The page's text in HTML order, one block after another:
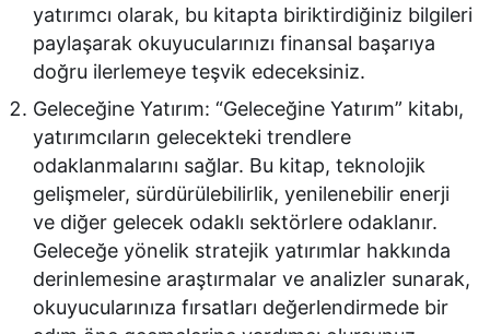
yatırımcı olarak, bu kitapta biriktirdiğiniz bilgileri
paylaşarak okuyucularınızı finansal başarıya
doğru ilerlemeye teşvik edeceksiniz.
Geleceğine Yatırım: “Geleceğine Yatırım” kitabı,
yatırımcıların gelecekteki trendlere
odaklanmalarını sağlar. Bu kitap, teknolojik
gelişmeler, sürdürülebilirlik, yenilenebilir enerji
ve diğer gelecek odaklı sektörlere odaklanır.
Geleceğe yönelik stratejik yatırımlar hakkında
derinlemesine araştırmalar ve analizler sunarak,
okuyucularınıza fırsatları değerlendirmede bir